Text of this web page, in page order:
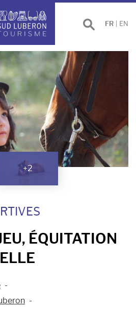
Effectuer
une
FR EN
+2
ÉQUITATION